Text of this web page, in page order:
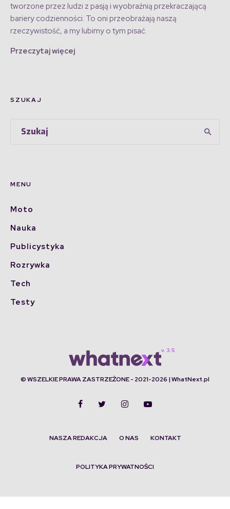
tworzone przez ludzi z pasją i wyobraźnią przekraczającą
bariery codzienności. To oni przeobrażają naszą
rzeczywistość, a my lubimy o tym pisać.
Przeczytaj więcej
SZUKAJ
MENU
Moto
Nauka
Publicystyka
Rozrywka
Tech
Testy
© WSZELKIE PRAWA ZASTRZEŻONE - 2021-2026 | WhatNext.pl
NASZA REDAKCJA O NAS KONTAKT
POLITYKA PRYWATNOŚCI